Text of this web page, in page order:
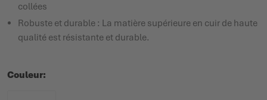
collées
Robuste et durable : La matière supérieure en cuir de haute
qualité est résistante et durable.
Couleur